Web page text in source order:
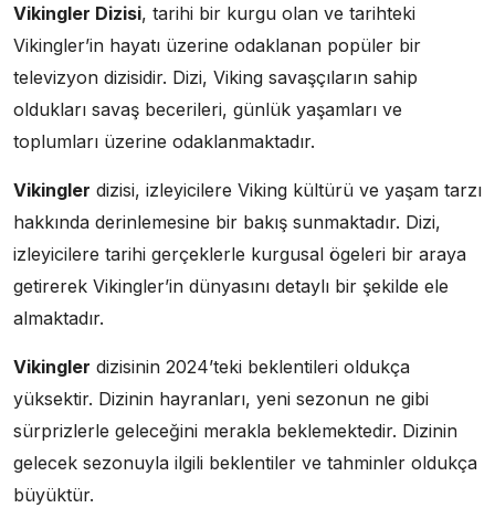
Vikingler Dizisi, tarihi bir kurgu olan ve tarihteki
Vikingler’in hayatı üzerine odaklanan popüler bir
televizyon dizisidir. Dizi, Viking savaşçıların sahip
oldukları savaş becerileri, günlük yaşamları ve
toplumları üzerine odaklanmaktadır.
Vikingler dizisi, izleyicilere Viking kültürü ve yaşam tarzı
hakkında derinlemesine bir bakış sunmaktadır. Dizi,
izleyicilere tarihi gerçeklerle kurgusal ögeleri bir araya
getirerek Vikingler’in dünyasını detaylı bir şekilde ele
almaktadır.
Vikingler dizisinin 2024’teki beklentileri oldukça
yüksektir. Dizinin hayranları, yeni sezonun ne gibi
sürprizlerle geleceğini merakla beklemektedir. Dizinin
gelecek sezonuyla ilgili beklentiler ve tahminler oldukça
büyüktür.